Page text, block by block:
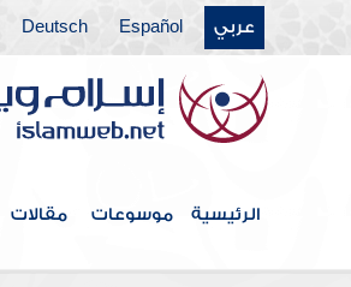
عربي Español
Deutsch
الرئيسية موسوعات مقالات